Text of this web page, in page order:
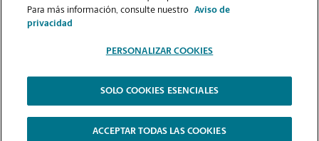
2026.
The UPS Store | Aviso de Privacidad | Términos de Uso del Sitio Web |
Contraste Alto
Para más información, consulte nuestro
Aviso de
privacidad
PERSONALIZAR COOKIES
SOLO COOKIES ESENCIALES
ACCEPTAR TODAS LAS COOKIES